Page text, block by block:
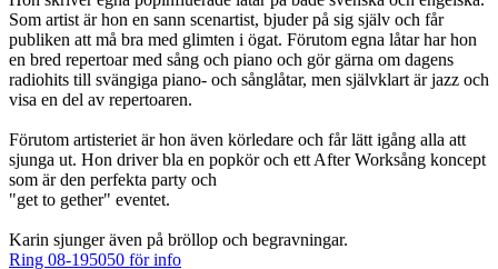
Som artist är hon en sann scenartist, bjuder på sig själv och får
publiken att må bra med glimten i ögat. Förutom egna låtar har hon
en bred repertoar med sång och piano och gör gärna om dagens
radiohits till svängiga piano- och sånglåtar, men självklart är jazz och
visa en del av repertoaren.
Förutom artisteriet är hon även körledare och får lätt igång alla att
sjunga ut. Hon driver bla en popkör och ett After Worksång koncept
som är den perfekta party och
"get to gether" eventet.
Karin sjunger även på bröllop och begravningar.
Ring 08-195050 för info